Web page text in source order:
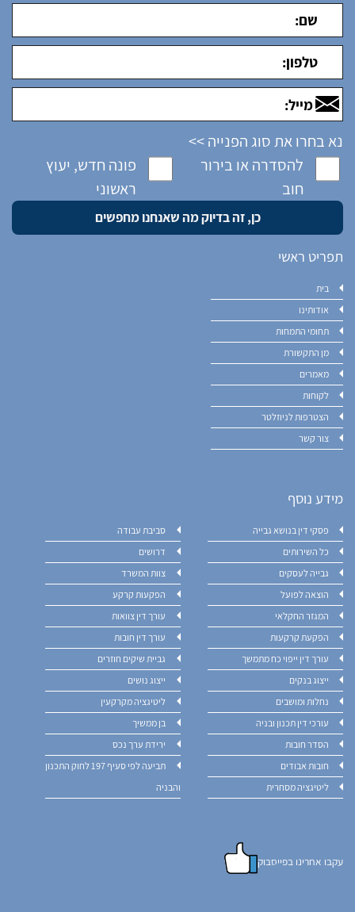
נא בחרו את סוג הפנייה >>
להסדרה או בירור
חוב
פונה חדש, יעוץ
ראשוני
תפריט ראשי
בית
אודותינו
תחומי התמחות
מן התקשורת
מאמרים
לקוחות
הצטרפות לניוזלטר
צור קשר
מידע נוסף
פסקי דין בנושא גבייה
כל השירותים
גבייה לעסקים
הוצאה לפועל
המגזר החקלאי
הפקעת קרקעות
עורך דין ייפוי כח מתמשך
ייצוג בנקים
נחלות ומושבים
עורכי דין תכנון ובניה
הסדר חובות
חובות אבודים
ליטיגציה מסחרית
סביבת עבודה
דרושים
צוות המשרד
הפקעות קרקע
עורך דין צוואות
עורך דין חובות
גביית שיקים חוזרים
ייצוג נושים
ליטיגציה מקרקעין
בן ממשיך
ירידת ערך נכס
תביעה לפי סעיף 197 לחוק התכנון
והבניה
עקבו אחרינו בפייסבוק